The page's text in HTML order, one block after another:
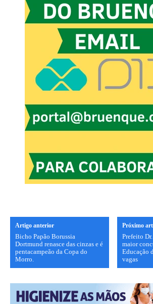
Artigo anterior
Bicho Papão Borussia
Dortmund renasce das cinzas e é
pentacampeão da Copa do
Morro.
Próximo
Prefeito
maior
Educação
vagas